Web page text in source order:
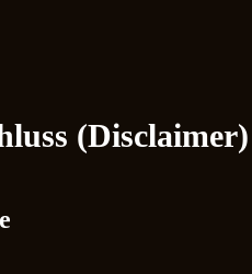
(Disclaimer)